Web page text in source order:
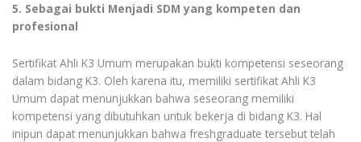
5. Sebagai bukti Menjadi SDM yang kompeten dan
profesional
Sertifikat Ahli K3 Umum merupakan bukti kompetensi seseorang
dalam bidang K3. Oleh karena itu, memiliki sertifikat Ahli K3
Umum dapat menunjukkan bahwa seseorang memiliki
kompetensi yang dibutuhkan untuk bekerja di bidang K3. Hal
inipun dapat menunjukkan bahwa freshgraduate tersebut telah